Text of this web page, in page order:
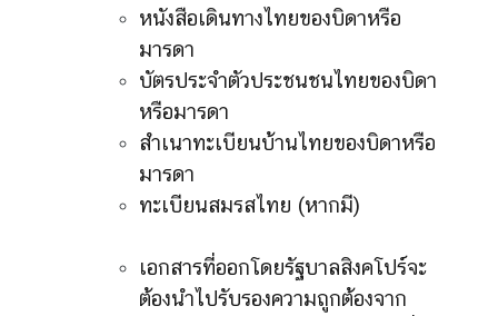
หนังสือเดินทางไทยของบิดาหรือ
มารดา
บัตรประจำตัวประชนชนไทยของบิดา
หรือมารดา
สำเนาทะเบียนบ้านไทยของบิดาหรือ
มารดา
ทะเบียนสมรสไทย (หากมี)
เอกสารที่ออกโดยรัฐบาลสิงคโปร์จะ
ต้องนำไปรับรองความถูกต้องจาก